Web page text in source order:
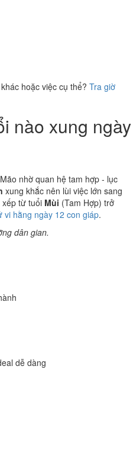
hoặc việc cụ thể? Tra giờ
nào xung ngày
nhờ quan hệ tam hợp - lục
xung khắc nên lùi việc lớn sang
từ tuổi Mùi (Tam Hợp) trở
vi hằng ngày 12 con giáp.
dân gian.
dễ dàng